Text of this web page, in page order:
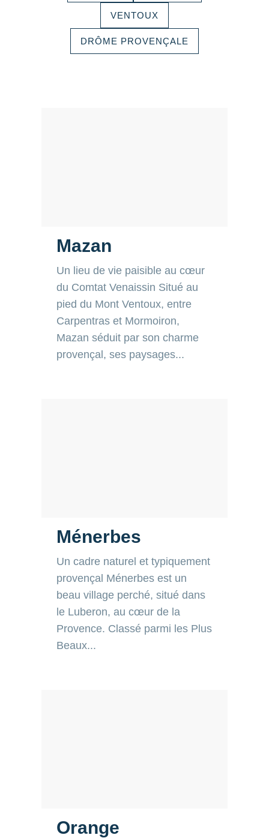
DRÔME PROVENÇALE
Un lieu de vie paisible au cœur
pied du Mont Ventoux, entre
Carpentras et Mormoiron, Mazan
séduit par son charme provençal,
ses paysages...
Un cadre naturel et typiquement
village perché, situé dans le
Luberon, au cœur de la
Provence. Classé parmi les Plus
Beaux...
Un environnement privilégié